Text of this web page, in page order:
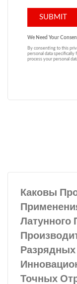
Каковы
Латунного
Точных